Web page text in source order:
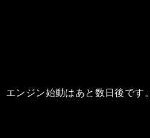
エンジン始動はあと数日後です。